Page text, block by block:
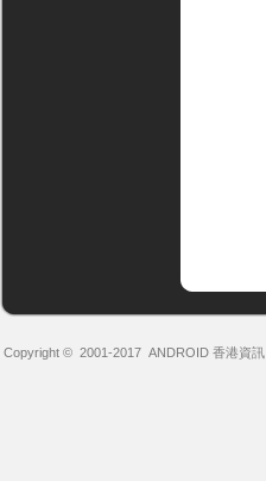
Copyright © 2001-2017 ANDROID 香港資訊